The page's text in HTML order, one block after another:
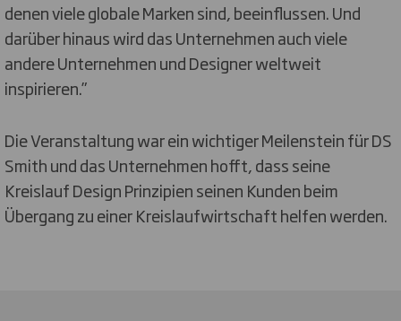
denen viele globale Marken sind, beeinflussen. Und
darüber hinaus wird das Unternehmen auch viele
andere Unternehmen und Designer weltweit
inspirieren.”
Die Veranstaltung war ein wichtiger Meilenstein für DS
Smith und das Unternehmen hofft, dass seine
Kreislauf Design Prinzipien seinen Kunden beim
Übergang zu einer Kreislaufwirtschaft helfen werden.